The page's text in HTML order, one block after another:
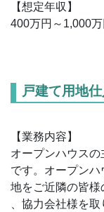
【想定年収】
400万円～1,000万
戸建て用地
【業務内容】
オープンハウス
です。オープン
地をご近隣の皆様
、協力会社様を